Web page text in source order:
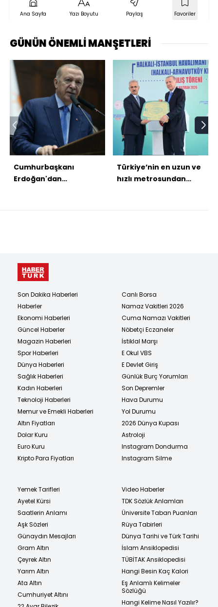
Ana Sayfa Yazı Boyutu Paylaş Favoriler
GÜNÜN ÖNEMLİ MANŞETLERİ
Cumhurbaşkanı
Erdoğan'dan
Türkiye’nin en uzun ve
hızlı metrosundan
Son Dakika Haberleri
Haberler
Ekonomi Haberleri
Güncel Haberler
Magazin Haberleri
Spor Haberleri
Dünya Haberleri
Sağlık Haberleri
Kadın Haberleri
Teknoloji Haberleri
Memur ve Emekli Haberleri
Altın Fiyatları
Dolar Kuru
Euro Kuru
Kripto Para Fiyatları
Canlı Borsa
Namaz Vakitleri 2026
Cuma Namazı Vakitleri
Nöbetçi Eczaneler
İstiklal Marşı
E Okul VBS
E Devlet Giriş
Günlük Burç Yorumları
Son Depremler
Hava Durumu
Yol Durumu
2026 Dünya Kupası
Astroloji
Instagram Dondurma
Instagram Silme
Yemek Tarifleri
Ayetel Kürsi
Saatlerin Anlamı
Aşk Sözleri
Günaydın Mesajları
Gram Altın
Çeyrek Altın
Yarım Altın
Ata Altın
Cumhuriyet Altını
Video Haberler
TDK Sözlük Anlamları
Üniversite Taban Puanları
Rüya Tabirleri
Dünya Tarihi ve Türk Tarihi
İslam Ansiklopedisi
TÜBİTAK Ansiklopedisi
Hangi Besin Kaç Kalori
Eş Anlamlı Kelimeler
Sözlüğü
Hangi Kelime Nasıl Yazılır?